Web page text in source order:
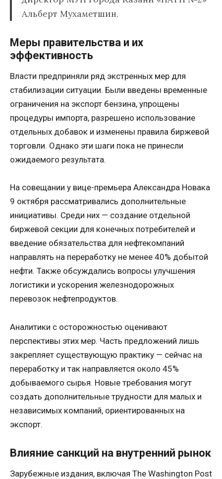
Альберт Мухаметшин.
Меры правительства и их
эффективность
Власти предприняли ряд экстренных мер для
стабилизации ситуации. Были введены временные
ограничения на экспорт бензина, упрощены
процедуры импорта, разрешено использование
отдельных добавок и изменены правила биржевой
торговли. Однако эти шаги пока не принесли
ожидаемого результата.
На совещании у вице-премьера Александра Новака
9 октября рассматривались дополнительные
инициативы. Среди них — создание отдельной
биржевой секции для конечных потребителей и
введение обязательства для нефтекомпаний
направлять на переработку не менее 40% добытой
нефти. Также обсуждались вопросы улучшения
логистики и ускорения железнодорожных
перевозок нефтепродуктов.
Аналитики с осторожностью оценивают
перспективы этих мер. Часть предложений лишь
закрепляет существующую практику — сейчас на
переработку и так направляется около 45%
добываемого сырья. Новые требования могут
создать дополнительные трудности для малых и
независимых компаний, ориентированных на
экспорт.
Влияние санкций на внутренний рынок
Зарубежные издания, включая The Washington Post